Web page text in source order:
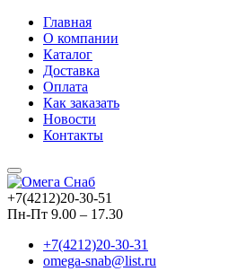
Главная
О компании
Каталог
Доставка
Оплата
Как заказать
Новости
Контакты
+7(4212)20-30-51
Пн-Пт 9.00 – 17.30
+7(4212)20-30-31
omega-snab@list.ru